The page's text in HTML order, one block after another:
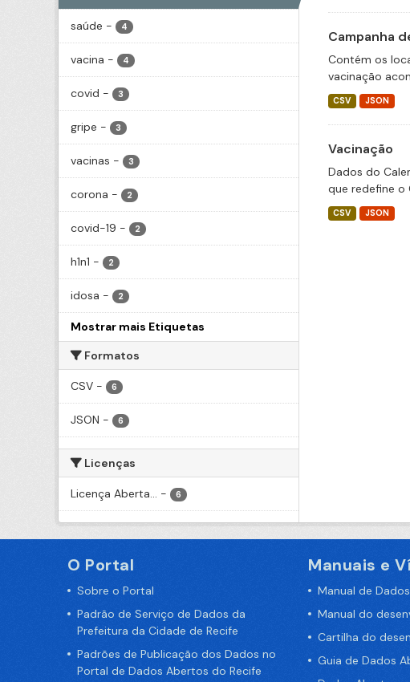
saúde - 4
vacina - 4
covid - 3
gripe - 3
vacinas - 3
corona - 2
covid-19 - 2
h1n1 - 2
idosa - 2
Mostrar mais Etiquetas
Formatos
CSV - 6
JSON - 6
Licenças
Licença Aberta... - 6
Campanha
Contém os
vacinação
CSV JSON
Vacinação
Dados do
que redefine o
CSV JSON
O Portal
Sobre o Portal
Padrão de Serviço de Dados da
Prefeitura da Cidade de Recife
Padrões de Publicação dos Dados no
Portal de Dados Abertos do Recife
Manuais e
Manual de
Manual do
Cartilha do
Guia de Dados